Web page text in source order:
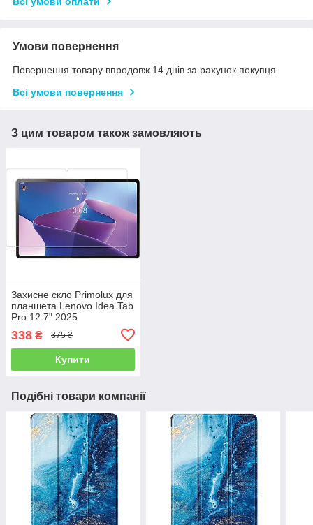
Умови повернення
Повернення товару впродовж 14 днів за рахунок покупця
Всі умови повернення
З цим товаром також замовляють
Захисне скло Primolux для
планшета Lenovo Idea Tab
Pro 12.7" 2025
338 ₴ 375 ₴
Купити
Подібні товари компанії